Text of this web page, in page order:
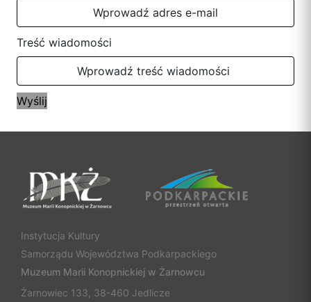
Treść wiadomości
Instytucja Kultury
Samorządu Województwa Podkarpackiego
Muzeum Marii Konopnickiej w Żarnowcu
Żarnowiec 133, 38-460 Jedlicze